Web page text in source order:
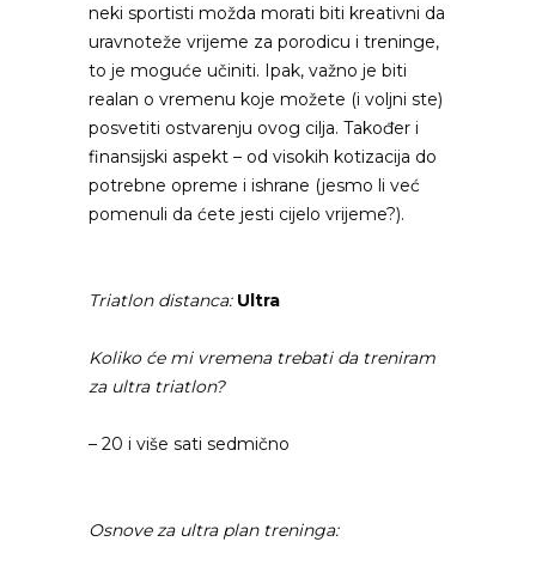
neki sportisti možda morati biti kreativni da
uravnoteže vrijeme za porodicu i treninge,
to je moguće učiniti. Ipak, važno je biti
realan o vremenu koje možete (i voljni ste)
posvetiti ostvarenju ovog cilja. Također i
finansijski aspekt – od visokih kotizacija do
potrebne opreme i ishrane (jesmo li već
pomenuli da ćete jesti cijelo vrijeme?).
Triatlon distanca: Ultra
Koliko će mi vremena trebati da treniram
za ultra triatlon?
– 20 i više sati sedmično
Osnove za ultra plan treninga: